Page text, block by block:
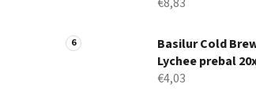
Basilur Cold
Lychee prebal
€4,03